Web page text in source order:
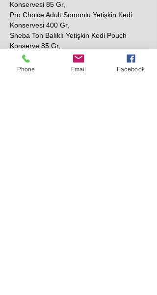
Konservesi 85 Gr,
Pro Choice Adult Somonlu Yetişkin Kedi
Konservesi 400 Gr,
Sheba Ton Balıklı Yetişkin Kedi Pouch
Konserve 85 Gr,
N&D Prime Tavuklu ve Narlı Tahılsız Yetişkin
Kedi Konservesi 80 Gr,
Phone Email Facebook